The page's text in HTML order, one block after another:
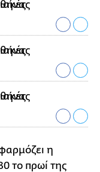
η
το πρωί της